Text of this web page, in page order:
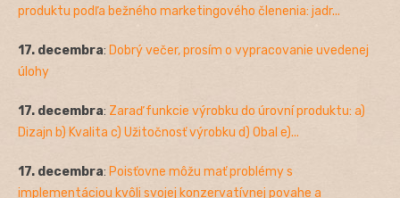
produktu podľa bežného marketingového členenia: jadr...
17. decembra: Dobrý večer, prosím o vypracovanie uvedenej
úlohy
17. decembra: Zaraď funkcie výrobku do úrovní produktu: a)
Dizajn b) Kvalita c) Užitočnosť výrobku d) Obal e)...
17. decembra: Poisťovne môžu mať problémy s
implementáciou kvôli svojej konzervatívnej povahe a